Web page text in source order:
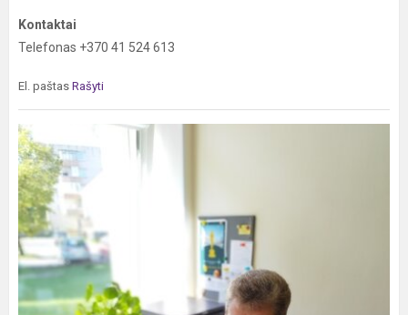
Kontaktai
Telefonas +370 41 524 613
El. paštas Rašyti